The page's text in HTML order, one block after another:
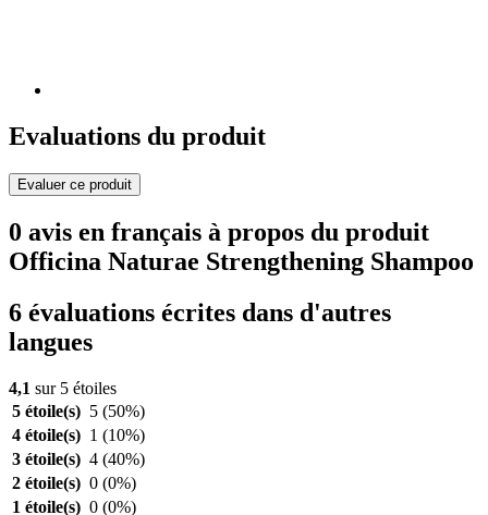
Evaluations du produit
Evaluer ce produit
0 avis en français à propos du produit
Officina Naturae Strengthening Shampoo
6 évaluations écrites dans d'autres
langues
4,1 sur 5 étoiles
5 étoile(s) 5 (50%)
4 étoile(s) 1 (10%)
3 étoile(s) 4 (40%)
2 étoile(s) 0 (0%)
1 étoile(s) 0 (0%)